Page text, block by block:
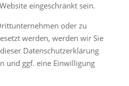
eingeschränkt sein.
oder zu
werden, werden wir Sie
Datenschutzerklärung
und ggf. eine Einwilligung